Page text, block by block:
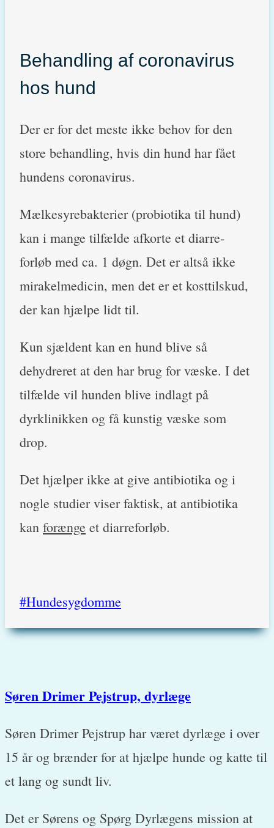
Behandling af coronavirus
hos hund
Der er for det meste ikke behov for den
store behandling, hvis din hund har fået
hundens coronavirus.
Mælkesyrebakterier (probiotika til hund)
kan i mange tilfælde afkorte et diarre-
forløb med ca. 1 døgn. Det er altså ikke
mirakelmedicin, men det er et kosttilskud,
der kan hjælpe lidt til.
Kun sjældent kan en hund blive så
dehydreret at den har brug for væske. I det
tilfælde vil hunden blive indlagt på
dyrklinikken og få kunstig væske som
drop.
Det hjælper ikke at give antibiotika og i
nogle studier viser faktisk, at antibiotika
kan forænge et diarreforløb.
Post
Tags:
#Hundesygdomme
Søren Drimer Pejstrup, dyrlæge
Søren Drimer Pejstrup har været dyrlæge i over
15 år og brænder for at hjælpe hunde og katte til
et lang og sundt liv.
Det er Sørens og Spørg Dyrlægens mission at